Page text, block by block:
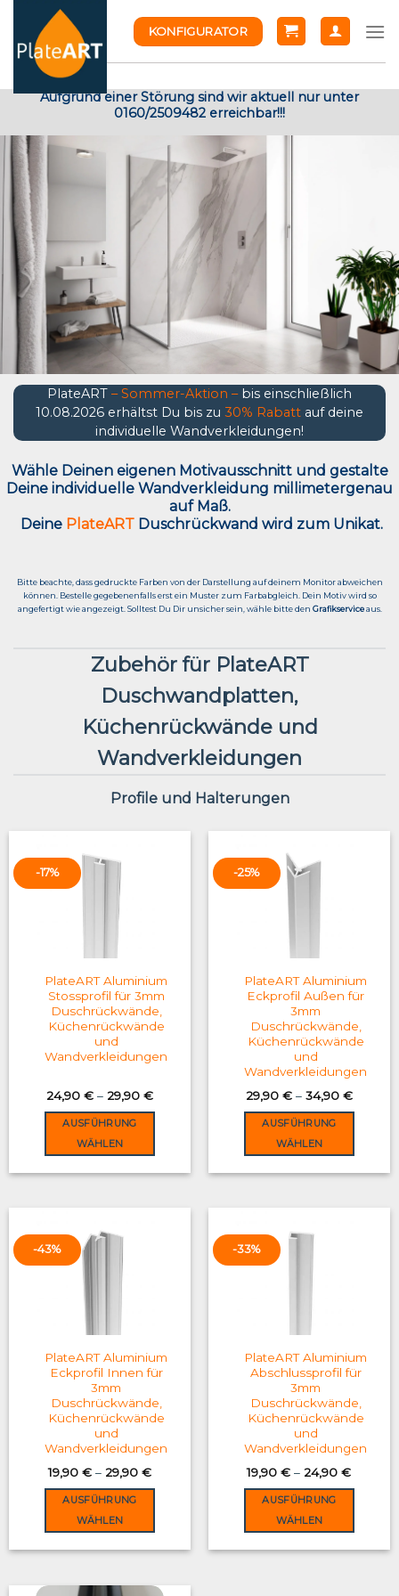
content
KONFIGURATOR
Aufgrund einer Störung sind wir aktuell nur unter
0160/2509482 erreichbar!!!
PlateART – Sommer-Aktion – bis einschließlich
10.08.2026 erhältst Du bis zu 30% Rabatt auf deine
individuelle Wandverkleidungen!
Wähle Deinen eigenen Motivausschnitt und gestalte
Deine individuelle Wandverkleidung millimetergenau
auf Maß.
Deine PlateARTDuschrückwand wird zum Unikat.
Bitte beachte, dass gedruckte Farben von der Darstellung auf deinem Monitor abweichen
können. Bestelle gegebenenfalls erst ein Muster zum Farbabgleich. Dein Motiv wird so
angefertigt wie angezeigt. Solltest Du Dir unsicher sein, wähle bitte den Grafikserviceaus.
Zubehör für PlateART
Duschwandplatten,
Küchenrückwände und
Wandverkleidungen
Profile und Halterungen
-17%
PlateART Aluminium
Stossprofil für 3mm
Duschrückwände,
Küchenrückwände
und
Wandverkleidungen
24,90 €– 29,90 €
AUSFÜHRUNG
WÄHLEN
variants.
options
chosen
on
the
product
page
-25%
PlateART Aluminium
Eckprofil Außen für
3mm
Duschrückwände,
Küchenrückwände
und
Wandverkleidungen
29,90 €– 34,90 €
AUSFÜHRUNG
WÄHLEN
variants.
chosen
on
the
product
page
-43%
PlateART Aluminium
Eckprofil Innen für
3mm
Duschrückwände,
Küchenrückwände
und
Wandverkleidungen
19,90 €– 29,90 €
AUSFÜHRUNG
WÄHLEN
-33%
PlateART Aluminium
Abschlussprofil für
3mm
Duschrückwände,
Küchenrückwände
und
Wandverkleidungen
19,90€ – 24,90€
AUSFÜHRUNG
WÄHLEN